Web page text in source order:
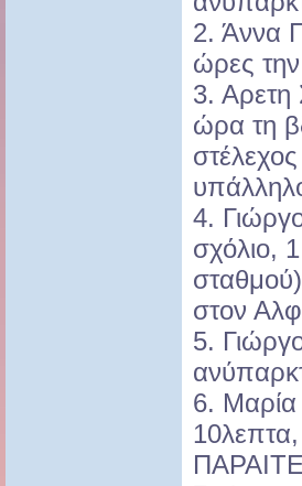
2. Άννα
ώρες
3. Αρετη
ώρα τη
4.
σχόλιο,
στον
5.
6. Μαρία